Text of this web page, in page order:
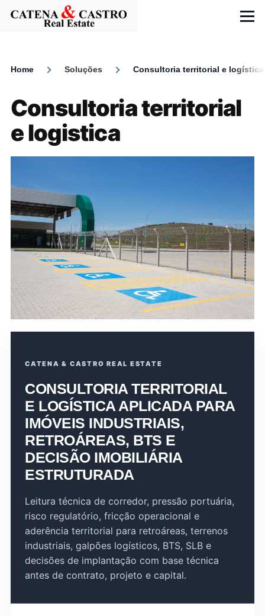
Skip to main content
Menu
Home Soluções Consultoria territorial e logística
Consultoria territorial
e logistica
CATENA & CASTRO REAL ESTATE
CONSULTORIA TERRITORIAL
E LOGÍSTICA APLICADA PARA
IMÓVEIS INDUSTRIAIS,
RETROÁREAS, BTS E
DECISÃO IMOBILIÁRIA
ESTRUTURADA
Leitura técnica de corredor, pressão portuária,
risco regulatório, fricção operacional e
aderência territorial para retroáreas, terrenos
industriais, galpões logísticos, BTS, SLB e
decisões de implantação com base técnica
antes de contrato, projeto e capital.